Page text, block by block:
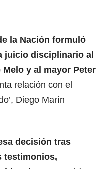
la Nación formuló
juicio disciplinario al
y al mayor Peter
relación con el
Diego Marín
decisión tras
testimonios,